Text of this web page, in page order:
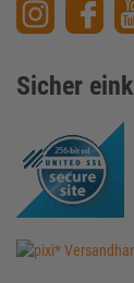
Sicher